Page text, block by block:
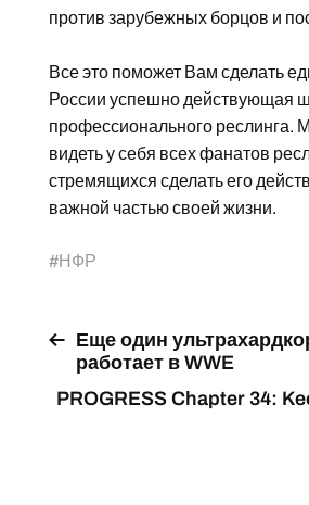
против зарубежных борцов и
Все это поможет Вам сделать
России успешно действующая
профессионального реслинга.
видеть у себя всех фанатов
стремящихся сделать его
важной частью своей жизни.
#НФР
Еще один
работает в WWE
PROGRESS Chapter 34: